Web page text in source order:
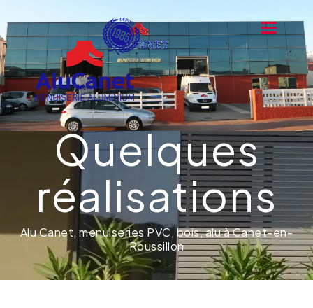
Toggle
Quelques
réalisations
Alu Canet, menuiseries PVC, bois, alu à Canet-en-
Roussillon